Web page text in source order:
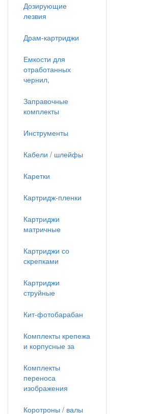
Дозирующие
лезвия
Драм-картриджи
Емкости для
отработанных
чернил,
Заправочные
комплекты
Инструменты
Кабели / шлейфы
Каретки
Картридж-пленки
Картриджи
матричные
Картриджи со
скрепками
Картриджи
струйные
Кит-фотобарабан
Комплекты крепежа
и корпусные за
Комплекты
переноса
изображения
Коротроны / валы